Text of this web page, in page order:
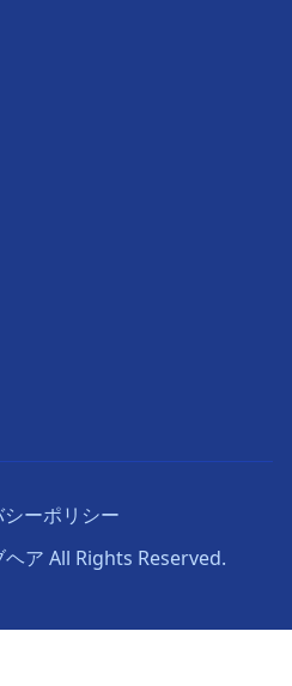
ーポリシー
ア All Rights Reserved.